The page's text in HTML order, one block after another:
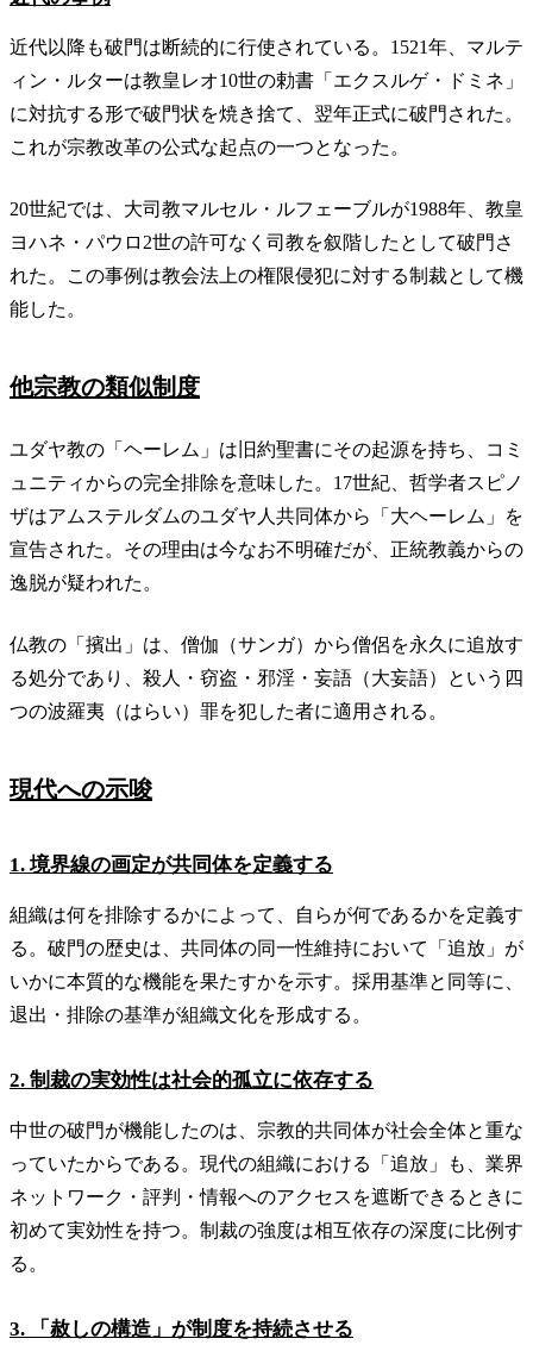
近代以降も破門は断続的に行使されている。1521年、マルテ
ィン・ルターは教皇レオ10世の勅書「エクスルゲ・ドミネ」
に対抗する形で破門状を焼き捨て、翌年正式に破門された。
これが宗教改革の公式な起点の一つとなった。
20世紀では、大司教マルセル・ルフェーブルが1988年、教皇
ヨハネ・パウロ2世の許可なく司教を叙階したとして破門さ
れた。この事例は教会法上の権限侵犯に対する制裁として機
能した。
他宗教の類似制度
ユダヤ教の「ヘーレム」は旧約聖書にその起源を持ち、コミ
ュニティからの完全排除を意味した。17世紀、哲学者スピノ
ザはアムステルダムのユダヤ人共同体から「大ヘーレム」を
宣告された。その理由は今なお不明確だが、正統教義からの
逸脱が疑われた。
仏教の「擯出」は、僧伽（サンガ）から僧侶を永久に追放す
る処分であり、殺人・窃盗・邪淫・妄語（大妄語）という四
つの波羅夷（はらい）罪を犯した者に適用される。
現代への示唆
1. 境界線の画定が共同体を定義する
組織は何を排除するかによって、自らが何であるかを定義す
る。破門の歴史は、共同体の同一性維持において「追放」が
いかに本質的な機能を果たすかを示す。採用基準と同等に、
退出・排除の基準が組織文化を形成する。
2. 制裁の実効性は社会的孤立に依存する
中世の破門が機能したのは、宗教的共同体が社会全体と重な
っていたからである。現代の組織における「追放」も、業界
ネットワーク・評判・情報へのアクセスを遮断できるときに
初めて実効性を持つ。制裁の強度は相互依存の深度に比例す
る。
3. 「赦しの構造」が制度を持続させる